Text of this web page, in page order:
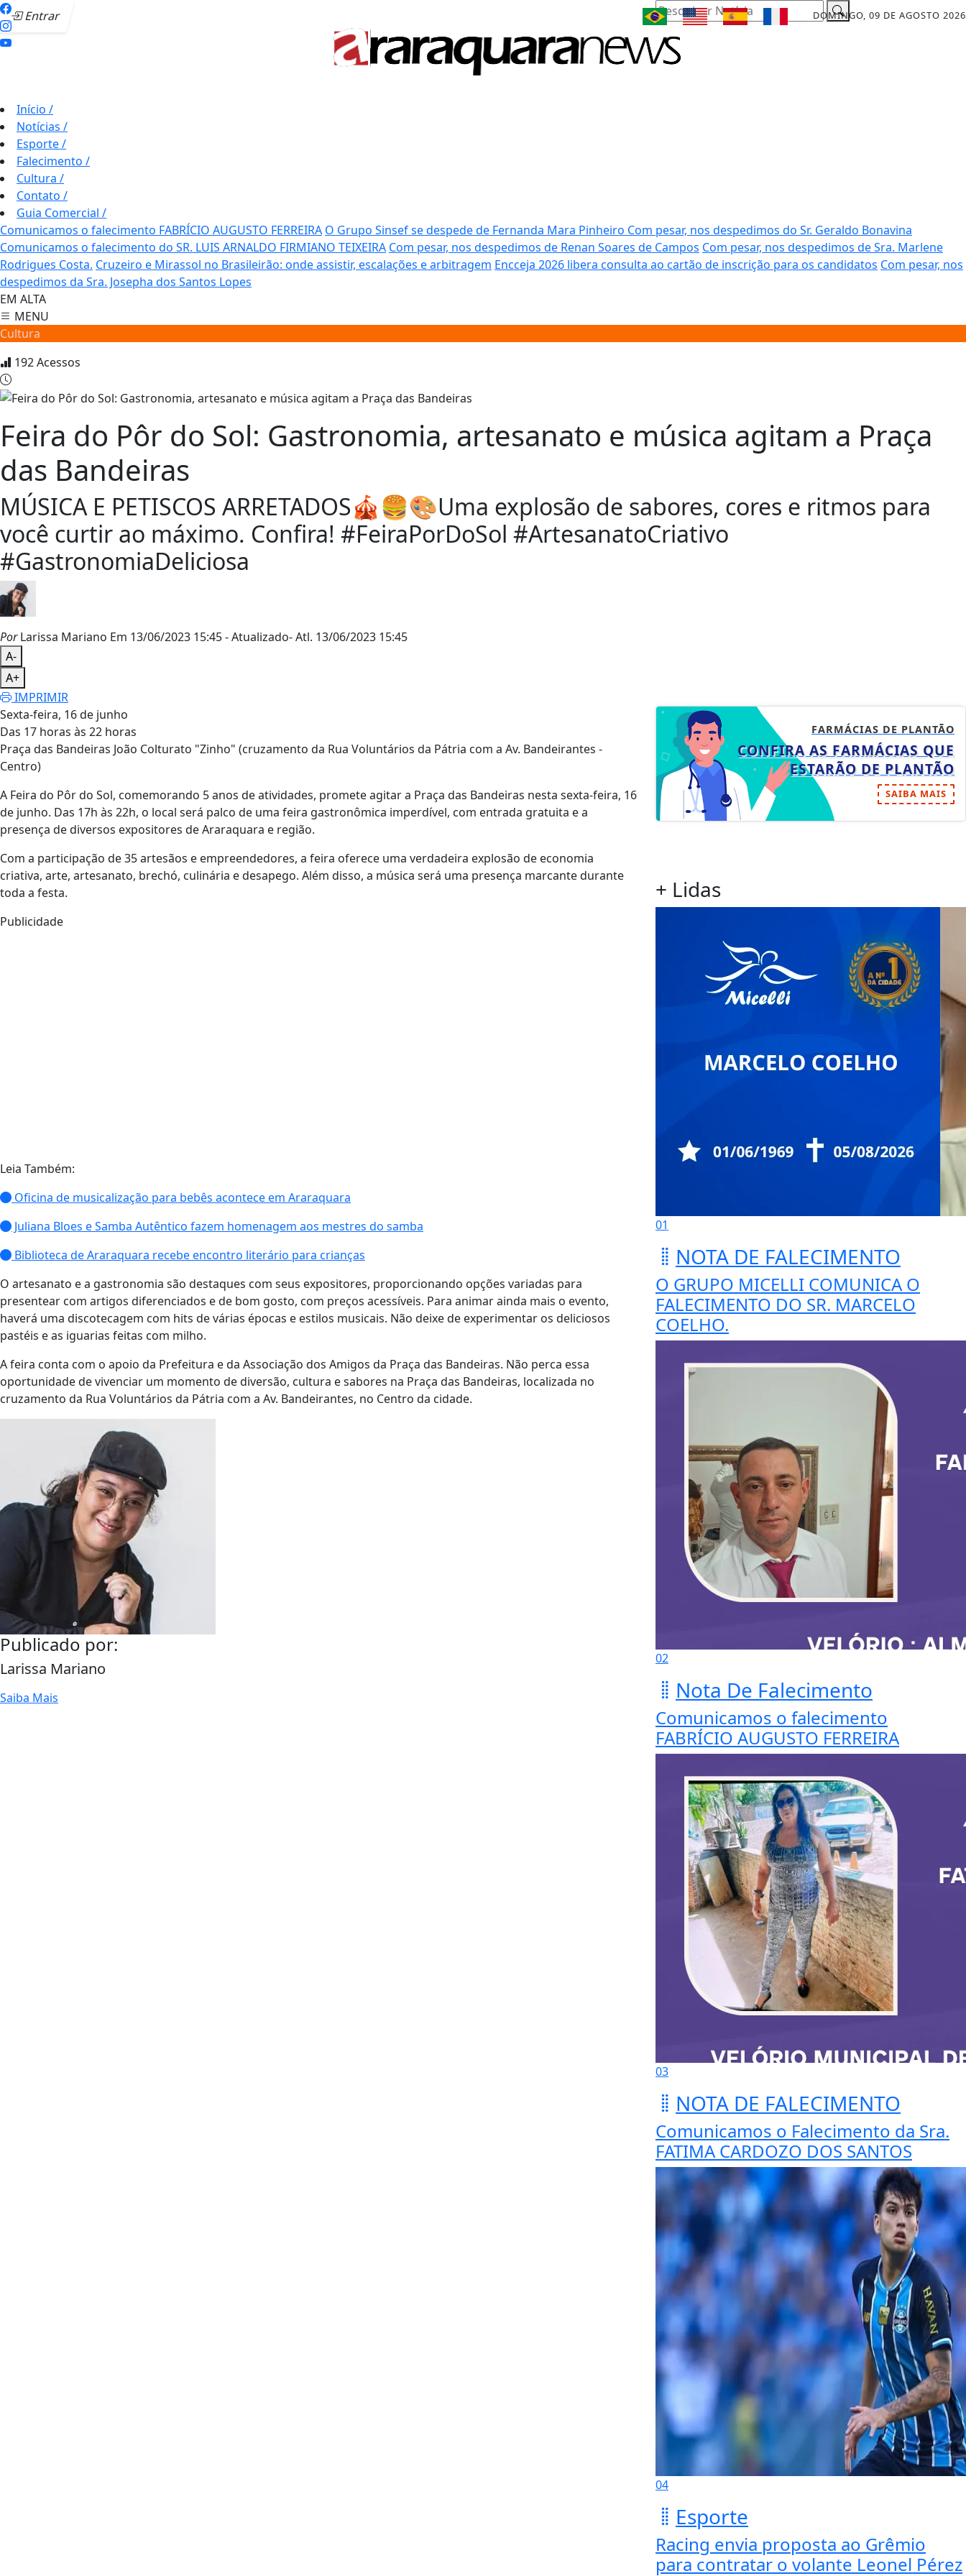
Entrar DOMINGO, 09 DE AGOSTO 2026
Pesquisar Notícia
Início /
Notícias /
Esporte/
Falecimento /
Cultura /
Contato /
Guia Comercial /
Comunicamos o falecimento FABRÍCIO AUGUSTO FERREIRA O Grupo Sinsef se despede de Fernanda Mara Pinheiro Com pesar, nos despedimos do Sr. Geraldo Bonavina
Comunicamos o falecimento do SR. LUIS ARNALDO FIRMIANO TEIXEIRA Com pesar, nos despedimos de Renan Soares de Campos Com pesar, nos despedimos de Sra. Marlene
Rodrigues Costa. Cruzeiro e Mirassol no Brasileirão: onde assistir, escalações e arbitragem Encceja 2026 libera consulta ao cartão de inscrição para os candidatos Com pesar, nos
despedimos da Sra. Josepha dos Santos Lopes
EM ALTA
MENU
Cultura
192Acessos
Feira do Pôr do Sol: Gastronomia, artesanato e música agitam a Praça
das Bandeiras
MÚSICA E PETISCOS ARRETADOS🎪🍔🎨Uma explosão de sabores, cores e ritmos para
você curtir ao máximo. Confira! #FeiraPorDoSol #ArtesanatoCriativo
#GastronomiaDeliciosa
PorLarissa Mariano Em 13/06/2023 15:45- Atualizado- Atl. 13/06/2023 15:45
A-
A+
IMPRIMIR
Sexta-feira, 16 de junho
Das 17 horas às 22 horas
Praça das Bandeiras João Colturato "Zinho" (cruzamento da Rua Voluntários da Pátria com a Av. Bandeirantes -
Centro)
A Feira do Pôr do Sol, comemorando 5 anos de atividades, promete agitar a Praça das Bandeiras nesta sexta-feira, 16
de junho. Das 17h às 22h, o local será palco de uma feira gastronômica imperdível, com entrada gratuita e a
presença de diversos expositores de Araraquara e região.
Com a participação de 35 artesãos e empreendedores, a feira oferece uma verdadeira explosão de economia
criativa, arte, artesanato, brechó, culinária e desapego. Além disso, a música será uma presença marcante durante
toda a festa.
Publicidade
Leia Também:
Oficina de musicalização para bebês acontece em Araraquara
Juliana Bloes e Samba Autêntico fazem homenagem aos mestres do samba
Biblioteca de Araraquara recebe encontro literário para crianças
O artesanato e a gastronomia são destaques com seus expositores, proporcionando opções variadas para
presentear com artigos diferenciados e de bom gosto, com preços acessíveis. Para animar ainda mais o evento,
haverá uma discotecagem com hits de várias épocas e estilos musicais. Não deixe de experimentar os deliciosos
pastéis e as iguarias feitas com milho.
A feira conta com o apoio da Prefeitura e da Associação dos Amigos da Praça das Bandeiras. Não perca essa
oportunidade de vivenciar um momento de diversão, cultura e sabores na Praça das Bandeiras, localizada no
cruzamento da Rua Voluntários da Pátria com a Av. Bandeirantes, no Centro da cidade.
Publicado por:
Larissa Mariano
Saiba Mais
FARMÁCIAS DE PLANTÃO
CONFIRA AS FARMÁCIAS QUE
ESTARÃO DE PLANTÃO
SAIBA MAIS
+ Lidas
01
NOTA DE FALECIMENTO
O GRUPO MICELLI COMUNICA O
FALECIMENTO DO SR. MARCELO
COELHO.
02
Nota De Falecimento
Comunicamos o falecimento
FABRÍCIO AUGUSTO FERREIRA
03
NOTA DE FALECIMENTO
Comunicamos o Falecimento da Sra.
FATIMA CARDOZO DOS SANTOS
04
Esporte
Racing envia proposta ao Grêmio
para contratar o volante Leonel Pérez